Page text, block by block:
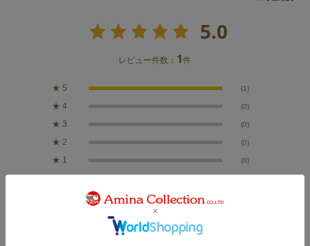
5.0
レビュー件数： 1件
★ 5 (1)
★ 4 (0)
★ 3 (0)
★ 2 (0)
★ 1 (0)
絞り込み